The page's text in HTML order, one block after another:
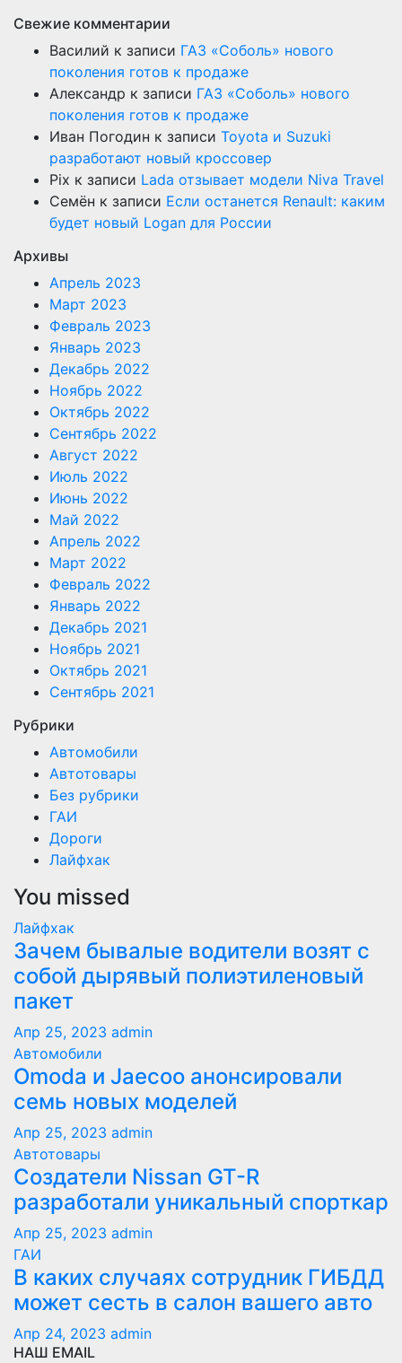
Свежие комментарии
Василий к записи ГАЗ «Соболь» нового
поколения готов к продаже
Александр к записи ГАЗ «Соболь» нового
поколения готов к продаже
Иван Погодин к записи Toyota и Suzuki
разработают новый кроссовер
Pix к записи Lada отзывает модели Niva Travel
Семён к записи Если останется Renault: каким
будет новый Logan для России
Архивы
Апрель 2023
Март 2023
Февраль 2023
Январь 2023
Декабрь 2022
Ноябрь 2022
Октябрь 2022
Сентябрь 2022
Август 2022
Июль 2022
Июнь 2022
Май 2022
Апрель 2022
Март 2022
Февраль 2022
Январь 2022
Декабрь 2021
Ноябрь 2021
Октябрь 2021
Сентябрь 2021
Рубрики
Автомобили
Автотовары
Без рубрики
ГАИ
Дороги
Лайфхак
You missed
Лайфхак
Зачем бывалые водители возят с
собой дырявый полиэтиленовый
пакет
Апр 25, 2023 admin
Автомобили
Оmoda и Jaecoo анонсировали
семь новых моделей
Апр 25, 2023 admin
Автотовары
Создатели Nissan GT-R
разработали уникальный спорткар
Апр 25, 2023 admin
ГАИ
В каких случаях сотрудник ГИБДД
может сесть в салон вашего авто
Апр 24, 2023 admin
НАШ EMAIL